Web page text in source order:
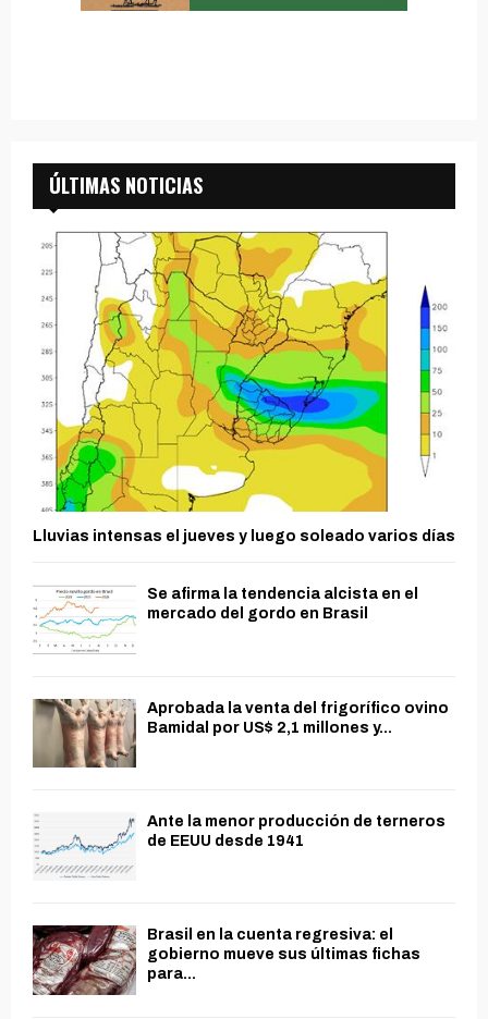
ÚLTIMAS NOTICIAS
Lluvias intensas el jueves y luego soleado varios días
Se afirma la tendencia alcista en el
mercado del gordo en Brasil
Aprobada la venta del frigorífico ovino
Bamidal por US$ 2,1 millones y...
Ante la menor producción de terneros
de EEUU desde 1941
Brasil en la cuenta regresiva: el
gobierno mueve sus últimas fichas
para...